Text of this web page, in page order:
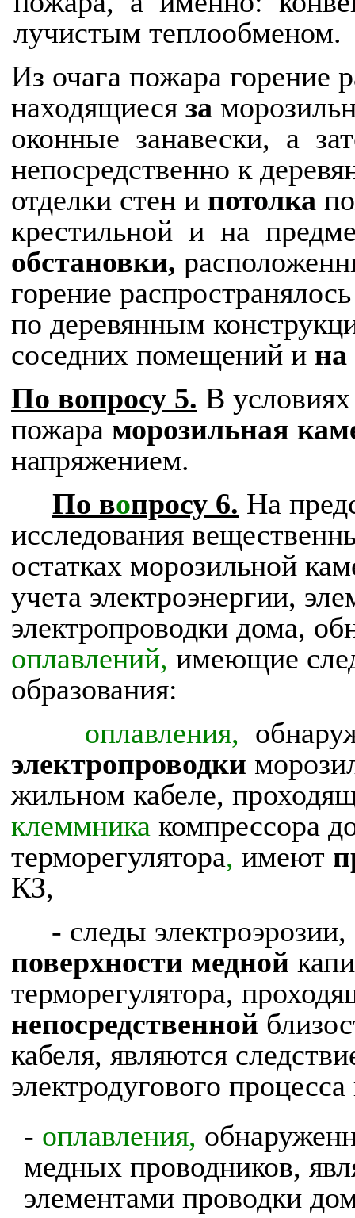
лучистым теплообменом.
Из очага пожара горение
находящиеся за
оконные занавески, а
непосредственно к
отделки стен и потолка
крестильной и на
обстановки,
горение
по деревянным
соседних помещений и на
По вопросу 5. В
пожара морозильная
напряжением.
По вопросу 6. На
исследования
остатках морозильной
учета электроэнергии,
электропроводки дома,
оплавлений, имеющие
образования:
оплавления,
электропроводки
жильном кабеле,
клеммника компрессора
терморегулятора, имеют
КЗ,
- следы
поверхности медной
терморегулятора,
непосредственной
кабеля, являются
электродугового
- оплавления,
медных проводников,
элементами проводки